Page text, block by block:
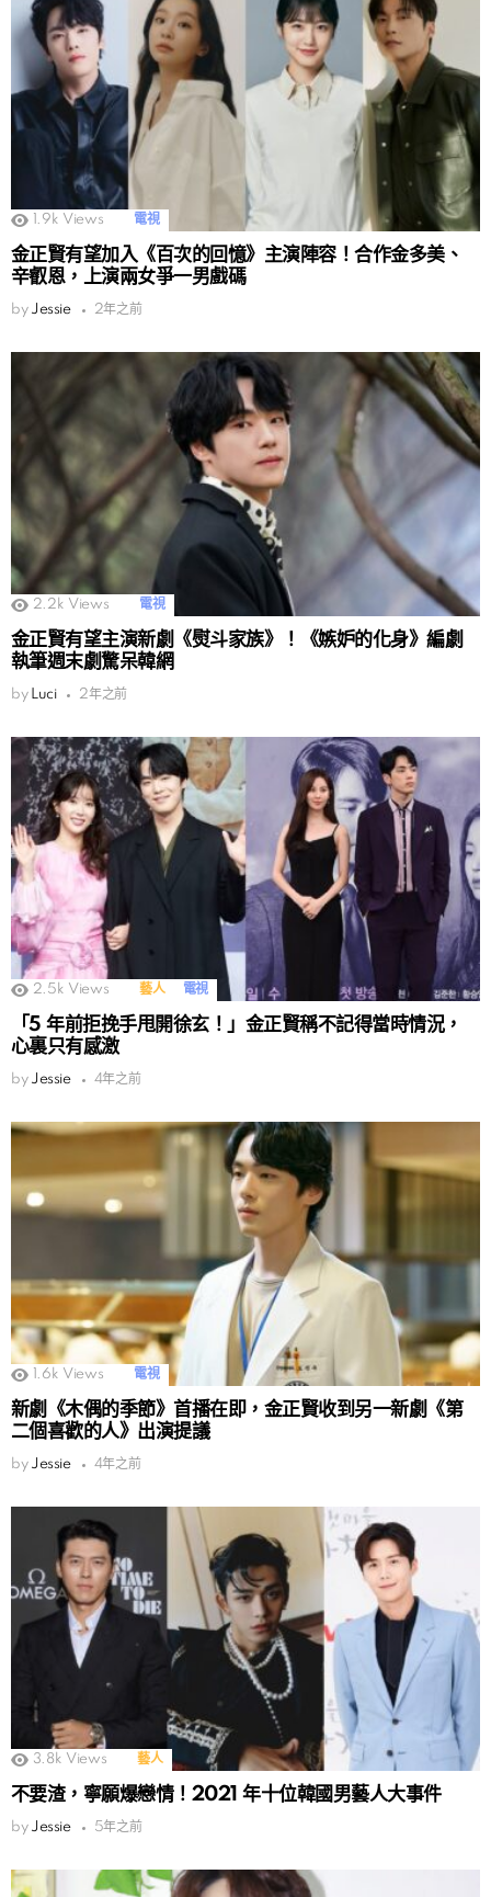
1.9k Views 電視
金正賢有望加入《百次的回憶》主演陣容！合作金多美、
辛叡恩，上演兩女爭一男戲碼
by Jessie 2年之前
2.2k Views 電視
金正賢有望主演新劇《熨斗家族》！《嫉妒的化身》編劇
執筆週末劇驚呆韓網
by Luci 2年之前
2.5k Views 藝人 電視
「5 年前拒挽手甩開徐玄！」金正賢稱不記得當時情況，
心裏只有感激
by Jessie 4年之前
1.6k Views 電視
新劇《木偶的季節》首播在即，金正賢收到另一新劇《第
二個喜歡的人》出演提議
by Jessie 4年之前
3.8k Views 藝人
不要渣，寧願爆戀情！2021 年十位韓國男藝人大事件
by Jessie 5年之前